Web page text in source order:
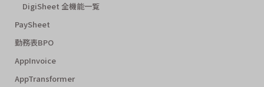
DigiSheet 全機能一覧
PaySheet
勤務表BPO
AppInvoice
AppTransformer